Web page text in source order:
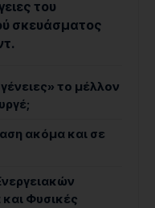
του
σκευάσματος
το μέλλον
ακόμα και σε
Φυσικές